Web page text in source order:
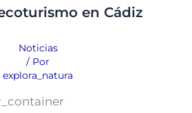
en Cádiz
Noticias
/ Por
explora_natura